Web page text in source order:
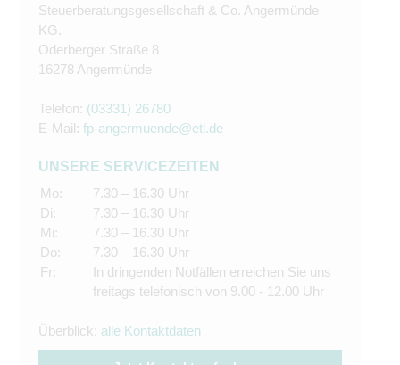
Steuerberatungsgesellschaft & Co. Angermünde
KG.
Oderberger Straße 8
16278 Angermünde
Telefon: (03331) 26780
E-Mail: fp-angermuende@etl.de
UNSERE SERVICEZEITEN
Mo:
Di:
Mi:
Do:
Fr:
7.30 – 16.30 Uhr
7.30 – 16.30 Uhr
7.30 – 16.30 Uhr
7.30 – 16.30 Uhr
In dringenden Notfällen erreichen Sie uns
freitags telefonisch von 9.00 - 12.00 Uhr
Überblick: alle Kontaktdaten